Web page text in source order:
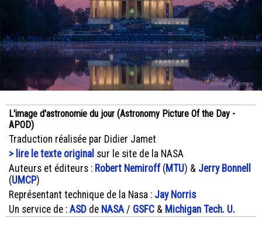
L'image d'astronomie du jour (Astronomy Picture Of the Day -
APOD)
Traduction réalisée par Didier Jamet
> lire le texte original sur le site de la NASA
Auteurs et éditeurs : Robert Nemiroff( MTU) & Jerry Bonnell
(UMCP)
Représentant technique de la Nasa : Jay Norris
Un service de : ASD de NASA/ GSFC & Michigan Tech. U.